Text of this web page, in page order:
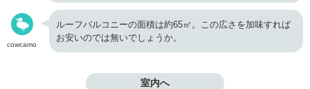
cowcamo
ルーフバルコニーの面積は約65㎡。この広さを加味すれば
お安いのでは無いでしょうか。
室内へ